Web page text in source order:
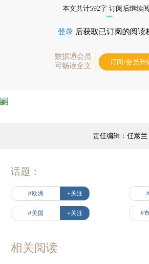
本文共计592字 订阅后继续
登录 后获取已订阅的阅读
数据通会员
可畅读全文
订阅/会员升
责任编辑：任蕙
话题：
#欧洲 +关注
#美国 +关注 #
相关阅读